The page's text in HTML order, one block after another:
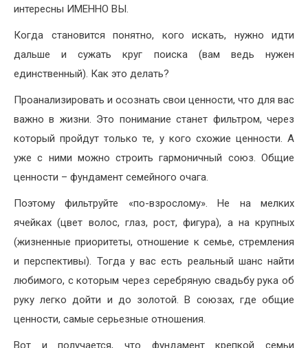
интересны ИМЕННО ВЫ.
Когда становится понятно, кого искать, нужно идти
дальше и сужать круг поиска (вам ведь нужен
единственный). Как это делать?
Проанализировать и осознать свои ценности, что для вас
важно в жизни. Это понимание станет фильтром, через
который пройдут только те, у кого схожие ценности. А
уже с ними можно строить гармоничный союз. Общие
ценности – фундамент семейного очага.
Поэтому фильтруйте «по-взрослому». Не на мелких
ячейках (цвет волос, глаз, рост, фигура), а на крупных
(жизненные приоритеты, отношение к семье, стремления
и перспективы). Тогда у вас есть реальный шанс найти
любимого, с которым через серебряную свадьбу рука об
руку легко дойти и до золотой. В союзах, где общие
ценности, самые серьезные отношения.
Вот и получается, что фундамент крепкой семьи